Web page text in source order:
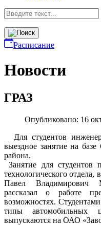
Расписание
Новости
ГРАЗ
Опубликовано: 16
Для студентов
выездное занятие на
района.
Занятие для студентов
технологического отдела,
Павел Владимирович
рассказал о работе
возможностях.
типы автомобильных
выпускаются на ОАО